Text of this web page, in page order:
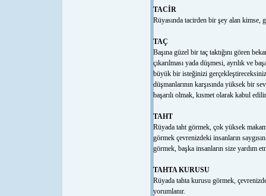
TACİR
Rüyasında tacirden bir şey alan kimse,
TAÇ
Başına güzel bir taç taktığını gören
çıkarılması yada düşmesi, ayrılık ve
büyük bir isteğinizi
düşmanlarının karşısında yüksek bir
başarılı olmak, kısmet olarak kabul
TAHT
Rüyada taht görmek, çok yüksek
görmek çevrenizdeki insanların
görmek, başka insanların size yardım
TAHTA KURUSU
Rüyada tahta kurusu görmek,
yorumlanır.